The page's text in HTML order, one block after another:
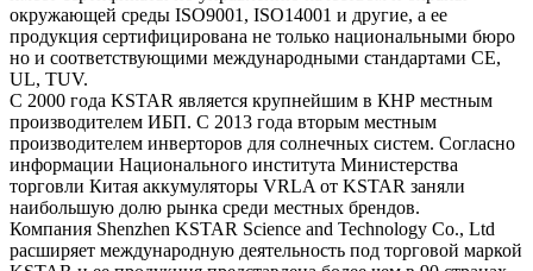
окружающей среды ISO9001, ISO14001 и другие, а ее
продукция сертифицирована не только национальными бюро
но и соответствующими международными стандартами CE,
UL, TUV.
С 2000 года KSTAR является крупнейшим в КНР местным
производителем ИБП. С 2013 года вторым местным
производителем инверторов для солнечных систем. Согласно
информации Национального института Министерства
торговли Китая аккумуляторы VRLA от KSTAR заняли
наибольшую долю рынка среди местных брендов.
Компания Shenzhen KSTAR Science and Technology Co., Ltd
расширяет международную деятельность под торговой маркой